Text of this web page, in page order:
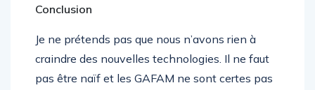
Conclusion
Je ne prétends pas que nous n’avons rien à
craindre des nouvelles technologies. Il ne faut
pas être naïf et les GAFAM ne sont certes pas